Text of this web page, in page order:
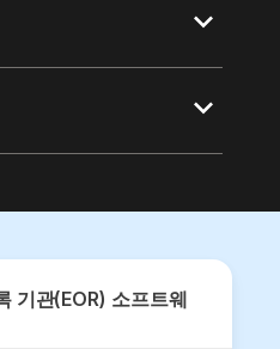
기관(EOR) 소프트웨